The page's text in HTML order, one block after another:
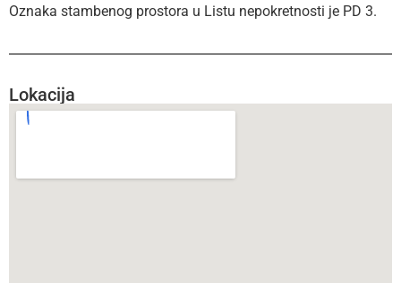
Oznaka stambenog prostora u Listu nepokretnosti je PD 3.
Lokacija